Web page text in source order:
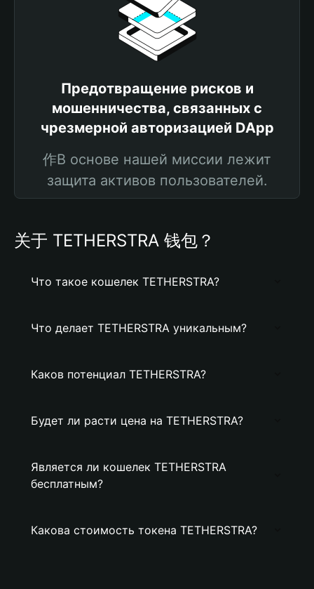
Предотвращение рисков и
мошенничества, связанных с
чрезмерной авторизацией DApp
作В основе нашей миссии лежит
защита активов пользователей.
关于 TETHERSTRA 钱包？
Что такое кошелек TETHERSTRA?
Что делает TETHERSTRA уникальным?
Каков потенциал TETHERSTRA?
Будет ли расти цена на TETHERSTRA?
Является ли кошелек TETHERSTRA
бесплатным?
Какова стоимость токена TETHERSTRA?